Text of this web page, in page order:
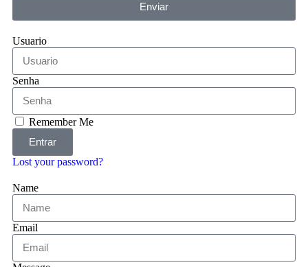
Enviar
Usuario
Senha
Remember Me
Entrar
Lost your password?
Name
Email